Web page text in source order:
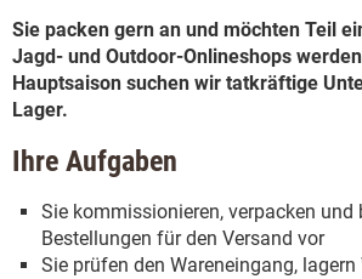
Sie packen gern an und möchten Teil
Jagd- und Outdoor-Onlineshops
Hauptsaison suchen wir tatkräftige
Lager.
Ihre Aufgaben
Sie kommissionieren, verpacken und
Bestellungen für den Versand vor
Sie prüfen den Wareneingang, lagern